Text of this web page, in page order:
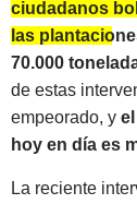
ciudadanos
las
70.000
de estas
empeorado, y
hoy en día es
La reciente